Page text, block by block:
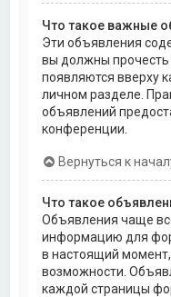
Что такое важные
Эти объявления
вы должны
появляются вверху
личном разделе.
объявлений
конференции.
Вернуться к
Что такое
Объявления чаще
информацию для
в настоящий
возможности.
каждой страницы